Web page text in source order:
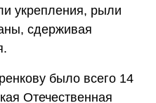
укрепления, рыли
сдерживая
было всего 14
Отечественная